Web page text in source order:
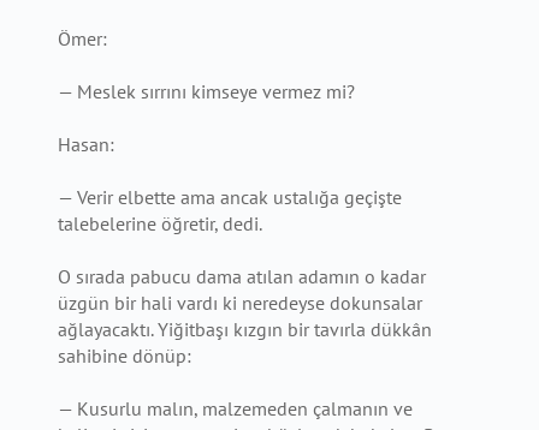
Ömer:
— Meslek sırrını kimseye vermez mi?
Hasan:
— Verir elbette ama ancak ustalığa geçişte
talebelerine öğretir, dedi.
O sırada pabucu dama atılan adamın o kadar
üzgün bir hali vardı ki neredeyse dokunsalar
ağlayacaktı. Yiğitbaşı kızgın bir tavırla dükkân
sahibine dönüp:
— Kusurlu malın, malzemeden çalmanın ve